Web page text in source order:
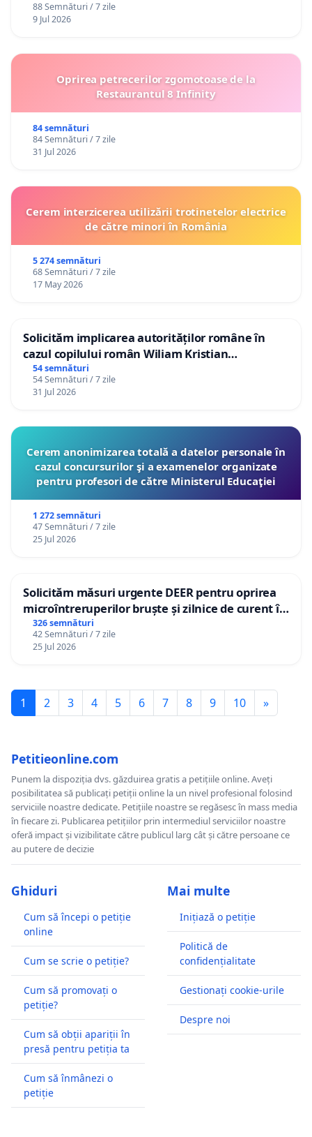
88 Semnături / 7 zile
9 Jul 2026
Oprirea petrecerilor zgomotoase de la
Restaurantul 8 Infinity
84 semnături
84 Semnături / 7 zile
31 Jul 2026
Cerem interzicerea utilizării trotinetelor electrice
de către minori în România
5 274 semnături
68 Semnături / 7 zile
17 May 2026
Solicităm implicarea autorităților române în
cazul copilului român Wiliam Kristian
Gheorghe, aflat în plasament în Danemarca de
12 ani
54 semnături
54 Semnături / 7 zile
31 Jul 2026
Cerem anonimizarea totală a datelor personale în
cazul concursurilor şi a examenelor organizate
pentru profesori de către Ministerul Educaţiei
1 272 semnături
47 Semnături / 7 zile
25 Jul 2026
Solicităm măsuri urgente DEER pentru oprirea
microîntreruperilor bruște și zilnice de curent în
Sâncraiu de Mureș și Nazna
326 semnături
42 Semnături / 7 zile
25 Jul 2026
1 2 3 4 5 6 7 8 9 10 »
Petitieonline.com
Punem la dispoziția dvs. găzduirea gratis a petițiile online. Aveți
posibilitatea să publicați petiții online la un nivel profesional folosind
serviciile noastre dedicate. Petițiile noastre se regăsesc în mass media
în fiecare zi. Publicarea petițiilor prin intermediul serviciilor noastre
oferă impact și vizibilitate către publicul larg cât și către persoane ce
au putere de decizie
Ghiduri
Cum să începi o petiție
online
Cum se scrie o petiție?
Cum să promovați o
petiție?
Cum să obții apariții în
presă pentru petiția ta
Cum să înmânezi o
petiție
Mai multe
Inițiază o petiție
Politică de
confidențialitate
Gestionați cookie-urile
Despre noi